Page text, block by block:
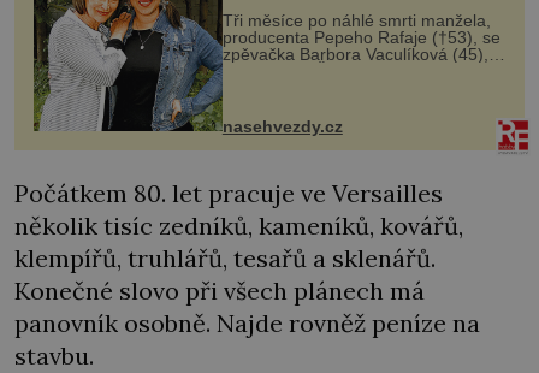
Tři měsíce po náhlé smrti manžela,
producenta Pepeho Rafaje (†53), se
zpěvačka Barbora Vaculíková (45),
dcera Petry Černocké (75), poprvé
ozvala veřejnosti. Na sociální síti
sdílela, že se snaží fung...
nasehvezdy.cz
Počátkem 80. let pracuje ve Versailles
několik tisíc zedníků, kameníků, kovářů,
klempířů, truhlářů, tesařů a sklenářů.
Konečné slovo při všech plánech má
panovník osobně. Najde rovněž peníze na
stavbu.